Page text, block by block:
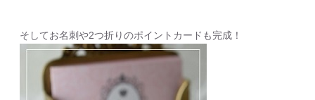
そしてお名刺や2つ折りのポイントカードも完成！